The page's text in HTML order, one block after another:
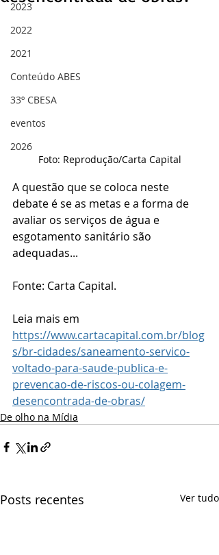
2023
2022
2021
Conteúdo ABES
33º CBESA
eventos
2026
Foto: Reprodução/Carta Capital
A questão que se coloca neste
debate é se as metas e a forma de
avaliar os serviços de água e
esgotamento sanitário são
adequadas...
Fonte: Carta Capital.
Leia mais em
https://www.cartacapital.com.br/blog
s/br-cidades/saneamento-servico-
voltado-para-saude-publica-e-
prevencao-de-riscos-ou-colagem-
desencontrada-de-obras/
De olho na Mídia
Posts recentes Ver tudo